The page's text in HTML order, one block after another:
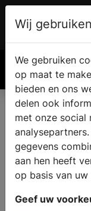
Lauwerzijl
bezoek aan een
Wij
We gebruiken
op maat te
bieden en ons
delen ook
met onze social
gegevens
aan hen heeft
op basis van uw
Geef uw